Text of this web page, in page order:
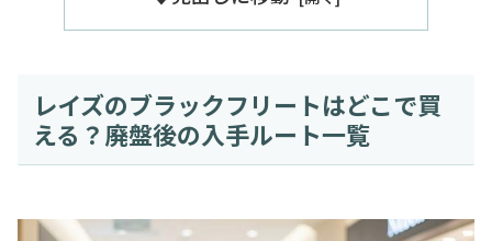
レイズのブラックフリートはどこで買
える？廃盤後の入手ルート一覧